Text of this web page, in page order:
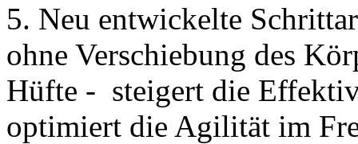
5. Neu entwickelte
ohne Verschiebung des
Hüfte - steigert die
optimiert die Agilität im